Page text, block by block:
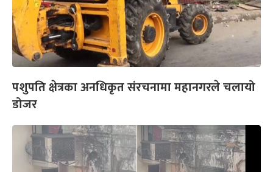
पशुपति क्षेत्रका अनधिकृत संरचनामा महानगरले चलायो
डोजर